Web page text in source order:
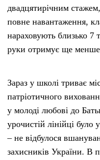
двадцятирічним
повне навантаження,
нараховують близько 7
руки отримує ще
Зараз у школі триває
патріотичного
у молоді любові до
урочистій лінійці
– не відбулося
захисників України. В